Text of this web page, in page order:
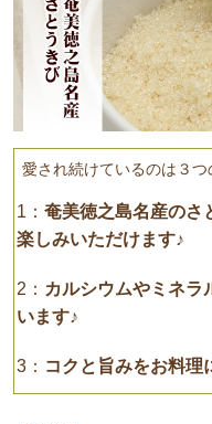
愛され続けているのは３つ
1： 奄美徳之島名産のさ
楽しみいただけます♪
2： カルシウムやミネラ
います♪
3： コクと旨みをお料理